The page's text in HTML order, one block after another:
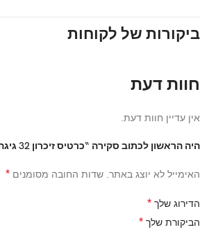
ביקורות של לקוחות
חוות דעת
אין עדיין חוות דעת.
היה הראשון לכתוב סקירה “כרטיס זיכרון 32 גיגה SanDisk Micro SD”
האימייל לא יוצג באתר. שדות החובה מסומנים *
הדירוג שלך *
הביקורת שלך *